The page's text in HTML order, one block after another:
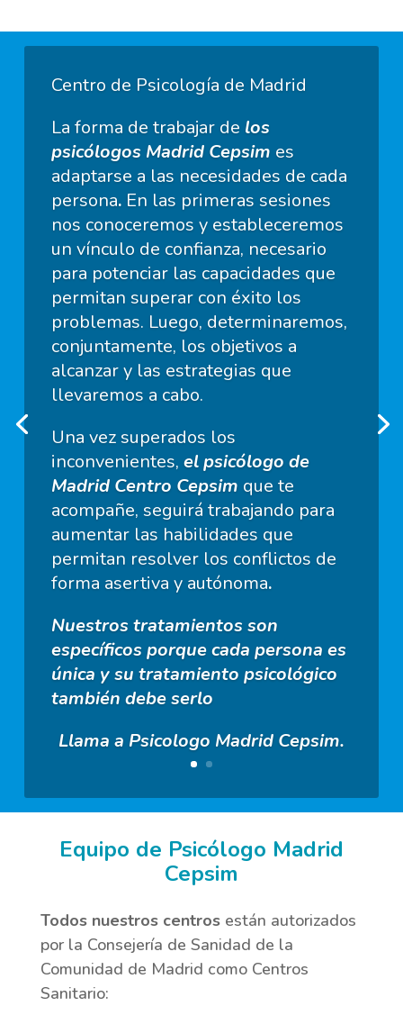
Centro de Psicología de Madrid
La forma de trabajar de los
psicólogos Madrid Cepsim es
adaptarse a las necesidades de cada
persona. En las primeras sesiones
nos conoceremos y estableceremos
un vínculo de confianza, necesario
para potenciar las capacidades que
permitan superar con éxito los
problemas. Luego, determinaremos,
conjuntamente, los objetivos a
alcanzar y las estrategias que
llevaremos a cabo.
Una vez superados los
inconvenientes, el psicólogo de
Madrid Centro Cepsim que te
acompañe, seguirá trabajando para
aumentar las habilidades que
permitan resolver los conflictos de
forma asertiva y autónoma.
Nuestros tratamientos son
específicos porque cada persona es
única y su tratamiento psicológico
también debe serlo
Llama a Psicologo Madrid Cepsim.
Equipo de Psicólogo Madrid
Cepsim
Todos nuestros centrosestán autorizados
por la Consejería de Sanidad de la
Comunidad de Madrid como Centros
Sanitario: